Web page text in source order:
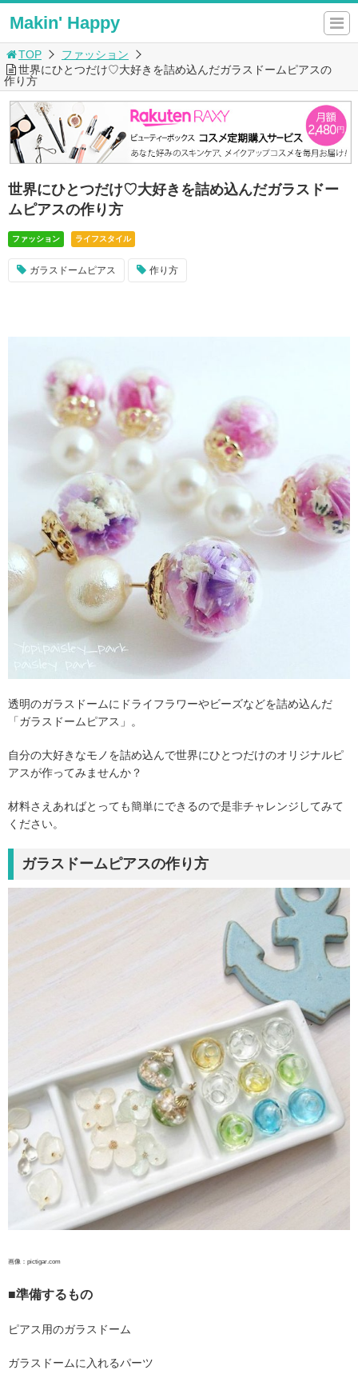
Makin' Happy
TOP
ファッション
世界にひとつだけ♡大好きを詰め込んだガラスドームピアスの
作り方
世界にひとつだけ♡大好きを詰め込んだガラスドー
ムピアスの作り方
ファッション ライフスタイル
ガラスドームピアス 作り方
透明のガラスドームにドライフラワーやビーズなどを詰め込んだ
「ガラスドームピアス」。
自分の大好きなモノを詰め込んで世界にひとつだけのオリジナルピ
アスが作ってみませんか？
材料さえあればとっても簡単にできるので是非チャレンジしてみて
ください。
ガラスドームピアスの作り方
画像：pictigar.com
■準備するもの
ピアス用のガラスドーム
ガラスドームに入れるパーツ